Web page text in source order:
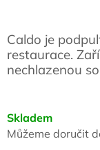
Skladem
Můžeme doručit
Caldo je
restaurace.
nechlazenou